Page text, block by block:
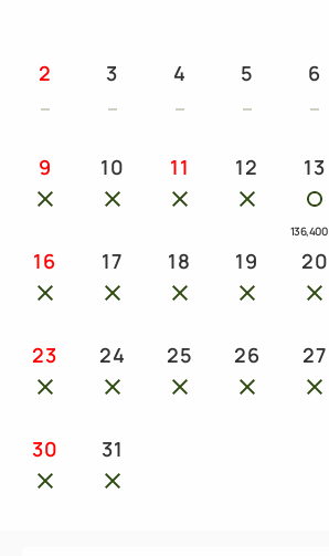
2 3 4 5 6
9 10 11 12 13
136,400
16 17 18 19 20
23 24 25 26 27
30 31